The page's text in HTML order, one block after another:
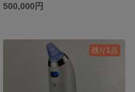
500,000円
残り1点